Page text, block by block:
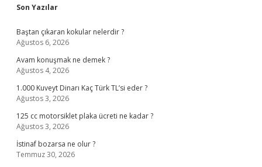
Sidebar
Son Yazılar
Baştan çıkaran kokular nelerdir ?
Ağustos 6, 2026
Avam konuşmak ne demek ?
Ağustos 4, 2026
1.000 Kuveyt Dinarı Kaç Türk TL’si eder ?
Ağustos 3, 2026
125 cc motorsiklet plaka ücreti ne kadar ?
Ağustos 3, 2026
İstinaf bozarsa ne olur ?
Temmuz 30, 2026